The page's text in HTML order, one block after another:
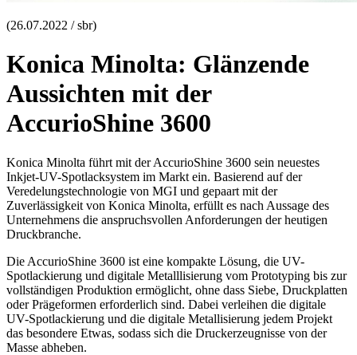
(26.07.2022 / sbr)
Konica Minolta: Glänzende
Aussichten mit der
AccurioShine 3600
Konica Minolta führt mit der AccurioShine 3600 sein neuestes
Inkjet-UV-Spotlacksystem im Markt ein. Basierend auf der
Veredelungstechnologie von MGI und gepaart mit der
Zuverlässigkeit von Konica Minolta, erfüllt es nach Aussage des
Unternehmens die anspruchsvollen Anforderungen der heutigen
Druckbranche.
Die AccurioShine 3600 ist eine kompakte Lösung, die UV-
Spotlackierung und digitale Metalllisierung vom Prototyping bis zur
vollständigen Produktion ermöglicht, ohne dass Siebe, Druckplatten
oder Prägeformen erforderlich sind. Dabei verleihen die digitale
UV-Spotlackierung und die digitale Metallisierung jedem Projekt
das besondere Etwas, sodass sich die Druckerzeugnisse von der
Masse abheben.